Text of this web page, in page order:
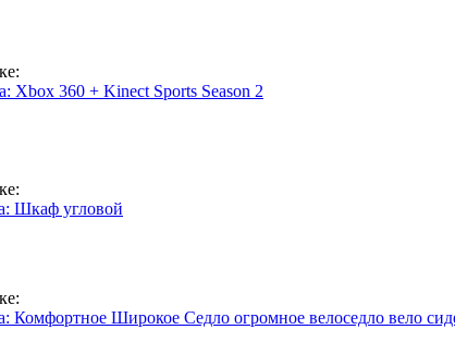
Xbox 360 + Kinect Sports Season 2
Шкаф угловой
Комфортное Широкое Седло огромное велоседло вело